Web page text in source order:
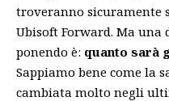
troveranno sicuramente
Ubisoft Forward. Ma una
ponendo è: quanto sarà
Sappiamo bene come la
cambiata molto negli